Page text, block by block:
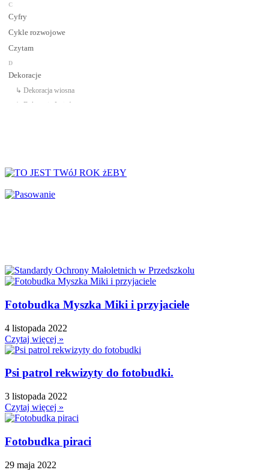
C
Cyfry
Cykle rozwojowe
Czytam
D
Dekoracje
↳ Dekoracja wiosna
↳ Dekoracje Jesień
Dinozaury
Dni Tygodnia
Dzień Bezpiecznego Internetu
Dzień Chłopaka
Dzień Dziadka
Dzień Dziewczynek
Dzień Dyni
Dzień Kobiet
Dzień Kolorowej Skarpetki
Dzień Kota
Dzień Kubusia Puchatka
Dzień Mamy i Taty
Fotobudka Myszka Miki i przyjaciele
4 listopada 2022
Czytaj więcej »
Psi patrol rekwizyty do fotobudki.
3 listopada 2022
Czytaj więcej »
Fotobudka piraci
29 maja 2022